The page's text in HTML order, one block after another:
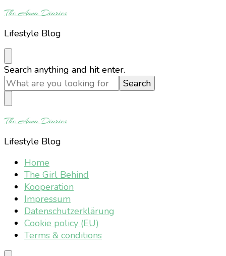
The Anna Diaries
Lifestyle Blog
Looking
for
Something?
Search anything and hit enter.
The Anna Diaries
Lifestyle Blog
Home
The Girl Behind
Kooperation
Impressum
Datenschutzerklärung
Cookie policy (EU)
Terms & conditions